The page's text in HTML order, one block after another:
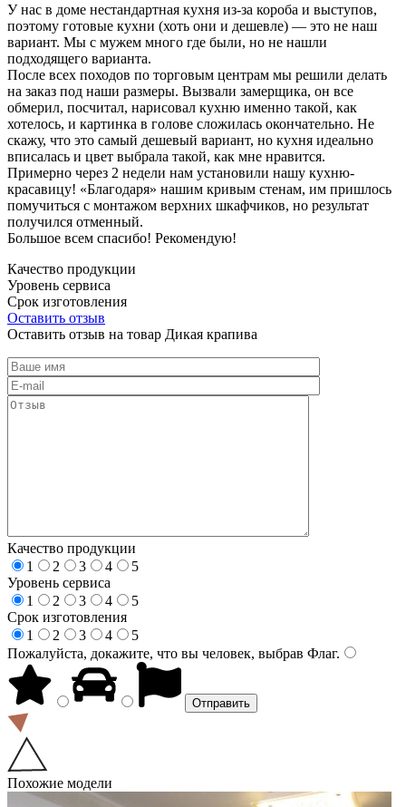
У нас в доме нестандартная кухня из-за короба и выступов,
поэтому готовые кухни (хоть они и дешевле) — это не наш
вариант. Мы с мужем много где были, но не нашли
подходящего варианта.
После всех походов по торговым центрам мы решили делать
на заказ под наши размеры. Вызвали замерщика, он все
обмерил, посчитал, нарисовал кухню именно такой, как
хотелось, и картинка в голове сложилась окончательно. Не
скажу, что это самый дешевый вариант, но кухня идеально
вписалась и цвет выбрала такой, как мне нравится.
Примерно через 2 недели нам установили нашу кухню-
красавицу! «Благодаря» нашим кривым стенам, им пришлось
помучиться с монтажом верхних шкафчиков, но результат
получился отменный.
Большое всем спасибо! Рекомендую!
Качество продукции
Уровень сервиса
Срок изготовления
Оставить отзыв
Оставить отзыв на товар Дикая крапива
Качество продукции
1
2 3 4
5
Уровень сервиса
1
2 3 4
5
Срок изготовления
1
2 3 4
5
Пожалуйста, докажите, что вы человек, выбрав Флаг.
Похожие модели